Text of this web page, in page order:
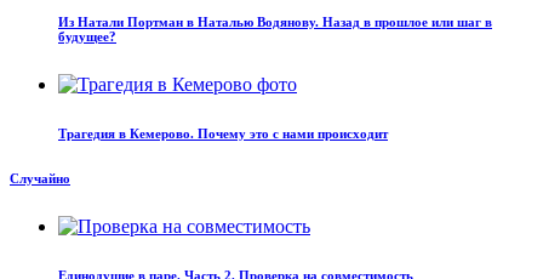
Из Натали Портман в Наталью Водянову. Назад в прошлое или шаг в
будущее?
Трагедия в Кемерово. Почему это с нами происходит
Случайно
Единодушие в паре. Часть 2. Проверка на совместимость